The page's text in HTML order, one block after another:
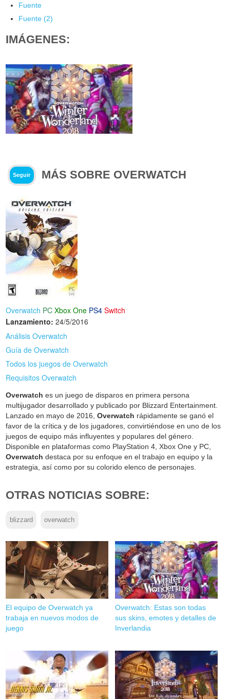
Fuente
Fuente (2)
IMÁGENES:
Seguir MÁS SOBRE OVERWATCH
Overwatch PC Xbox One PS4 Switch
Lanzamiento: 24/5/2016
Análisis Overwatch
Guía de Overwatch
Todos los juegos de Overwatch
Requisitos Overwatch
Overwatch es un juego de disparos en primera persona
multijugador desarrollado y publicado por Blizzard Entertainment.
Lanzado en mayo de 2016,Overwatch rápidamente se ganó el
favor de la crítica y de los jugadores, convirtiéndose en uno de los
juegos de equipo más influyentes y populares del género.
Disponible en plataformas como PlayStation 4, Xbox One y PC,
Overwatch destaca por su enfoque en el trabajo en equipo y la
estrategia, así como por su colorido elenco de personajes.
OTRAS NOTICIAS SOBRE:
blizzard overwatch
El equipo de Overwatch ya
trabaja en nuevos modos de
juego
Overwatch: Estas son todas
sus skins, emotes y detalles de
Inverlandia